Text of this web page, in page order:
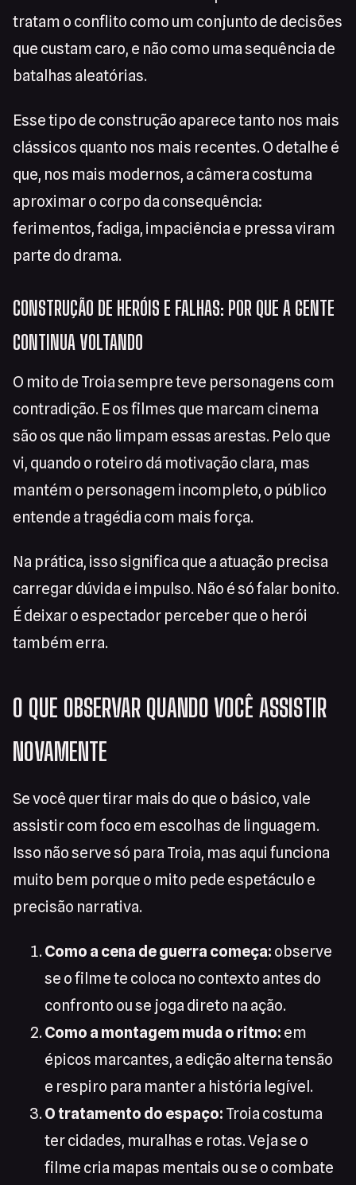
tratam o conflito como um conjunto de decisões
que custam caro, e não como uma sequência de
batalhas aleatórias.
Esse tipo de construção aparece tanto nos mais
clássicos quanto nos mais recentes. O detalhe é
que, nos mais modernos, a câmera costuma
aproximar o corpo da consequência:
ferimentos, fadiga, impaciência e pressa viram
parte do drama.
CONSTRUÇÃO DE HERÓIS E FALHAS: POR QUE A GENTE
CONTINUA VOLTANDO
O mito de Troia sempre teve personagens com
contradição. E os filmes que marcam cinema
são os que não limpam essas arestas. Pelo que
vi, quando o roteiro dá motivação clara, mas
mantém o personagem incompleto, o público
entende a tragédia com mais força.
Na prática, isso significa que a atuação precisa
carregar dúvida e impulso. Não é só falar bonito.
É deixar o espectador perceber que o herói
também erra.
O QUE OBSERVAR QUANDO VOCÊ ASSISTIR
NOVAMENTE
Se você quer tirar mais do que o básico, vale
assistir com foco em escolhas de linguagem.
Isso não serve só para Troia, mas aqui funciona
muito bem porque o mito pede espetáculo e
precisão narrativa.
Como a cena de guerra começa: observe
se o filme te coloca no contexto antes do
confronto ou se joga direto na ação.
Como a montagem muda o ritmo: em
épicos marcantes, a edição alterna tensão
e respiro para manter a história legível.
O tratamento do espaço: Troia costuma
ter cidades, muralhas e rotas. Veja se o
filme cria mapas mentais ou se o combate